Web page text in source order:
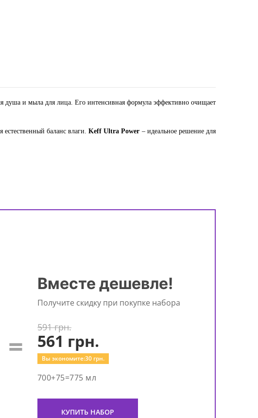
душа и мыла для лица. Его интенсивная формула эффективно очищает
баланс влаги.Keff Ultra Power – идеальное решение для
=
Вместе дешевле!
Получите скидку при покупке набора
591 грн.
561 грн.
Вы экономите:30 грн.
700+75=775 мл
КУПИТЬ НАБОР